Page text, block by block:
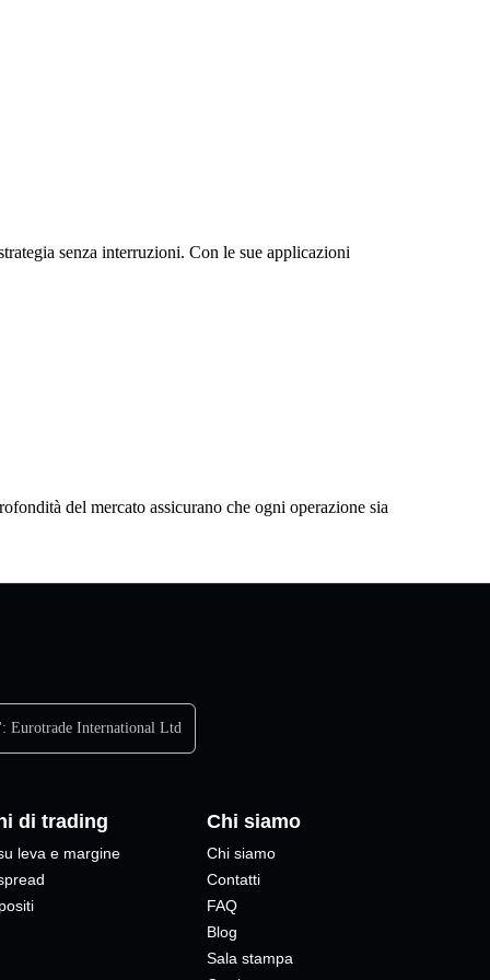
senza interruzioni. Con le sue applicazioni
del mercato assicurano che ogni operazione sia
Eurotrade International Ltd
di trading
leva e margine
Chi siamo
Chi siamo
Contatti
FAQ
Blog
Sala stampa